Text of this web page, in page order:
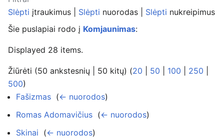
Slėpti įtraukimus | Slėpti nuorodas | Slėpti nukreipimus
Šie puslapiai rodo į Komjaunimas:
Displayed 28 items.
Žiūrėti (50 ankstesnių | 50 kitų) (20 50 100 250
500)
Fašizmas (← nuorodos)
Romas Adomavičius (← nuorodos)
Skinai (← nuorodos)